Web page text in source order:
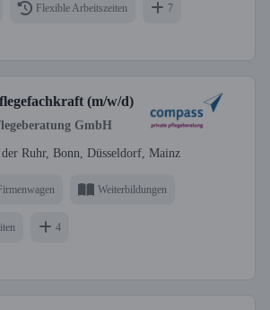
Flexible Arbeitszeiten 7
(m/w/d)
GmbH
Ruhr, Bonn, Düsseldorf, Mainz
Weiterbildungen
4